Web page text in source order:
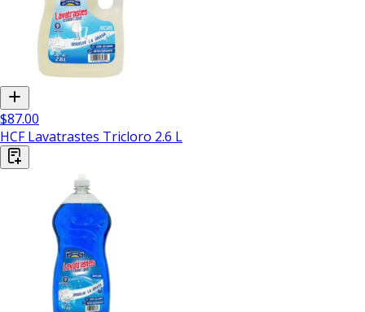
$87.00
HCF Lavatrastes Tricloro 2.6 L